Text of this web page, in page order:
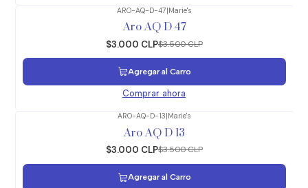
ARO-AQ-D-47|Marie's
Aro AQ D 47
$3.000 CLP$3.500 CLP
Agregar al Carro
Comprar ahora
ARO-AQ-D-13|Marie's
Aro AQ D 13
$3.000 CLP$3.500 CLP
Agregar al Carro